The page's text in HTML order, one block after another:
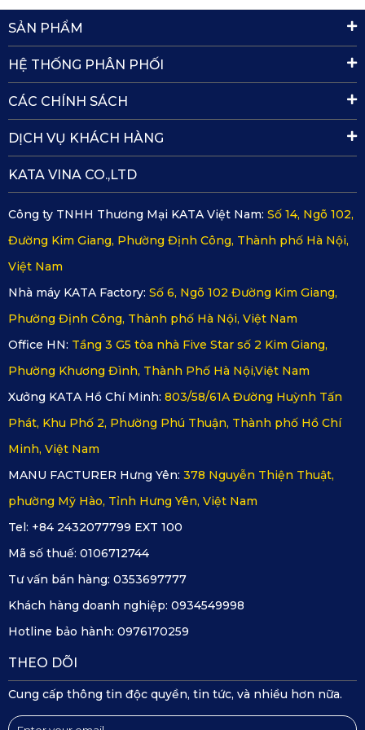
Đánh giá từ khách hàng về thảm lót
Để có cái nhìn toàn diện về thảm lót sàn MG5 từ KATA,
chúng ta không thể bỏ qua những phản hồi từ khách hàng
đã sử dụng sản phẩm.
✔️Sự hài lòng về chất lượng
Nhiều khách hàng đã bày tỏ sự hài lòng với chất lượng của
liệu chắc chắn, độ bền cao và khả năng chống thấm tuyệt
vời. Chất liệu PVC nguyên sinh không chỉ tạo cảm giác
thoải mái mà còn giúp bảo vệ sàn xe một cách hiệu quả.
✔️Thiết kế thông minh, thực dụng
Khách hàng cũng đặc biệt khen ngợi thiết kế của thảm lót
sàn, nhấn mạnh rằng nó không chỉ vừa vặn hoàn hảo với
nội thất của MG 5 mà còn góp phần nâng cao vẻ đẹp tổng
thể của xe. Thiết kế sang trọng và tinh tế làm nổi bật sự
kết hợp giữa tính năng và thẩm mỹ, khiến nội thất xe trở
Thiết kế vân lục lăng đối xứng phù hợp với nội thất xe
SẢN PHẨM
HỆ THỐNG PHÂN PHỐI
CÁC CHÍNH SÁCH
DỊCH VỤ KHÁCH HÀNG
KATA VINA CO.,LTD
Công ty TNHH Thương Mại KATA Việt Nam: Số 14, Ngõ 102,
Đường Kim Giang, Phường Định Công, Thành phố Hà Nội,
Việt Nam
Nhà máy KATA Factory: Số 6, Ngõ 102 Đường Kim Giang,
Phường Định Công, Thành phố Hà Nội, Việt Nam
Office HN: Tầng 3 G5 tòa nhà Five Star số 2 Kim Giang,
Phường Khương Đình, Thành Phố Hà Nội,Việt Nam
Xưởng KATA Hồ Chí Minh: 803/58/61A Đường Huỳnh Tấn
Phát, Khu Phố 2, Phường Phú Thuận, Thành phố Hồ Chí
Minh, Việt Nam
MANU FACTURER Hưng Yên: 378 Nguyễn Thiện Thuật,
phường Mỹ Hào, Tỉnh Hưng Yên, Việt Nam
Tel: +84 2432077799 EXT 100
Mã số thuế: 0106712744
Tư vấn bán hàng: 0353697777
Khách hàng doanh nghiệp: 0934549998
Hotline bảo hành: 0976170259
THEO DÕI
Cung cấp thông tin độc quyền, tin tức, và nhiều hơn nữa.